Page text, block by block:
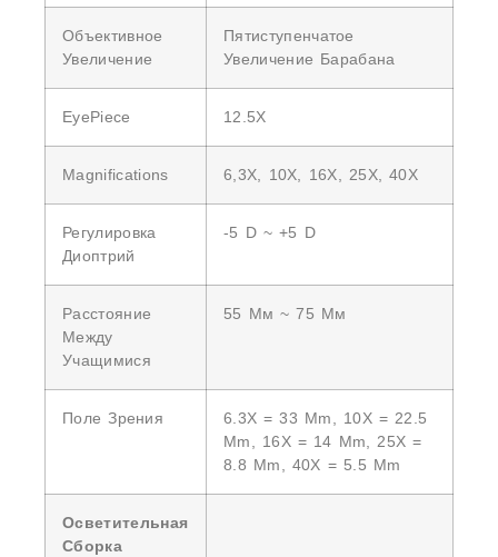
Объективное
Увеличение
Пятиступенчатое
Увеличение Барабана
EyePiece 12.5X
Magnifications 6,3X, 10X, 16X, 25X, 40X
Регулировка
Диоптрий
-5 D ~ +5 D
Расстояние
Между
Учащимися
55 Мм ~ 75 Мм
Поле Зрения
6.3X = 33 Mm, 10X = 22.5
Mm, 16X = 14 Mm, 25X =
8.8 Mm, 40X = 5.5 Mm
Осветительная
Сборка